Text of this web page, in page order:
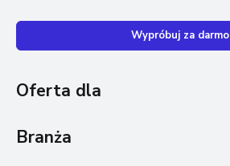
Wypróbuj za darmo
Oferta dla
Branża